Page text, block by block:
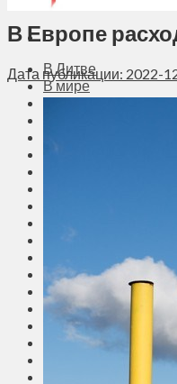
В Литве
В мире
Политика
Транспорт
Выбор читателей
Калейдоскоп
Армия
Сейм Литвы
В Европе
Дата публикации: 2022-